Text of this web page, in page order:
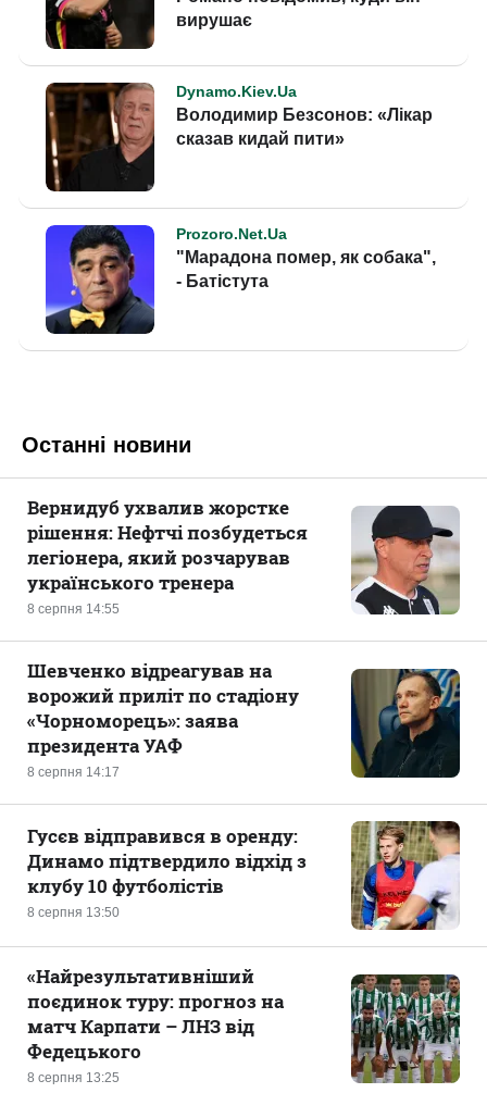
Останні новини
8 серпня 14:55
Вернидуб ухвалив жорстке
рішення: Нефтчі позбудеться
легіонера, який розчарував
українського тренера
8 серпня 14:17
Шевченко відреагував на
ворожий приліт по стадіону
«Чорноморець»: заява
президента УАФ
8 серпня 13:50
Гусєв відправився в оренду:
Динамо підтвердило відхід з
клубу 10 футболістів
8 серпня 13:25
«Найрезультативніший
поєдинок туру: прогноз на
матч Карпати – ЛНЗ від
Федецького